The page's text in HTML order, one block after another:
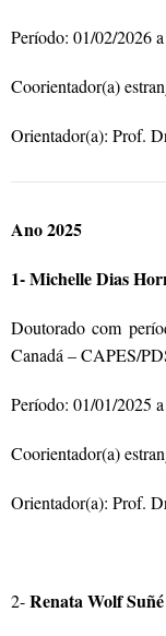
Período: 01/02/2026
Coorientador(a)
Orientador(a): Prof.
Ano 2025
1- Michelle Dias
Doutorado com
Canadá – CAPES/
Período: 01/01/2025
Coorientador(a)
Orientador(a): Prof.
2-Renata Wolf